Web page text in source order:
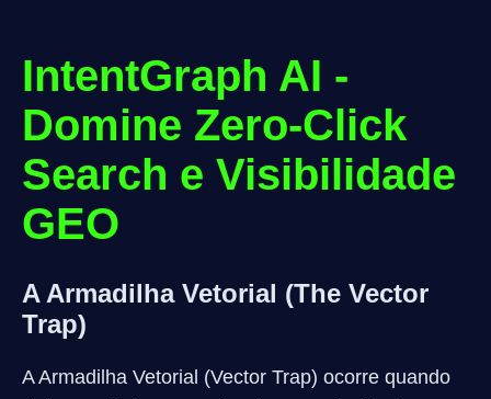
IntentGraph AI -
Domine Zero-Click
Search e Visibilidade
GEO
A Armadilha Vetorial (The Vector
Trap)
A Armadilha Vetorial (Vector Trap) ocorre quando